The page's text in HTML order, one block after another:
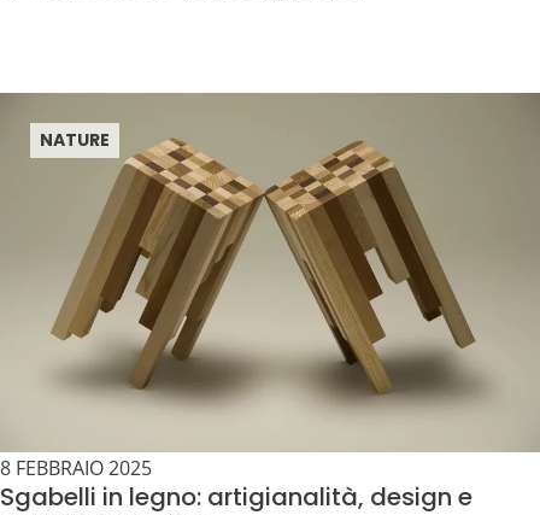
NATURE
8 FEBBRAIO 2025
Sgabelli in legno: artigianalità, design e